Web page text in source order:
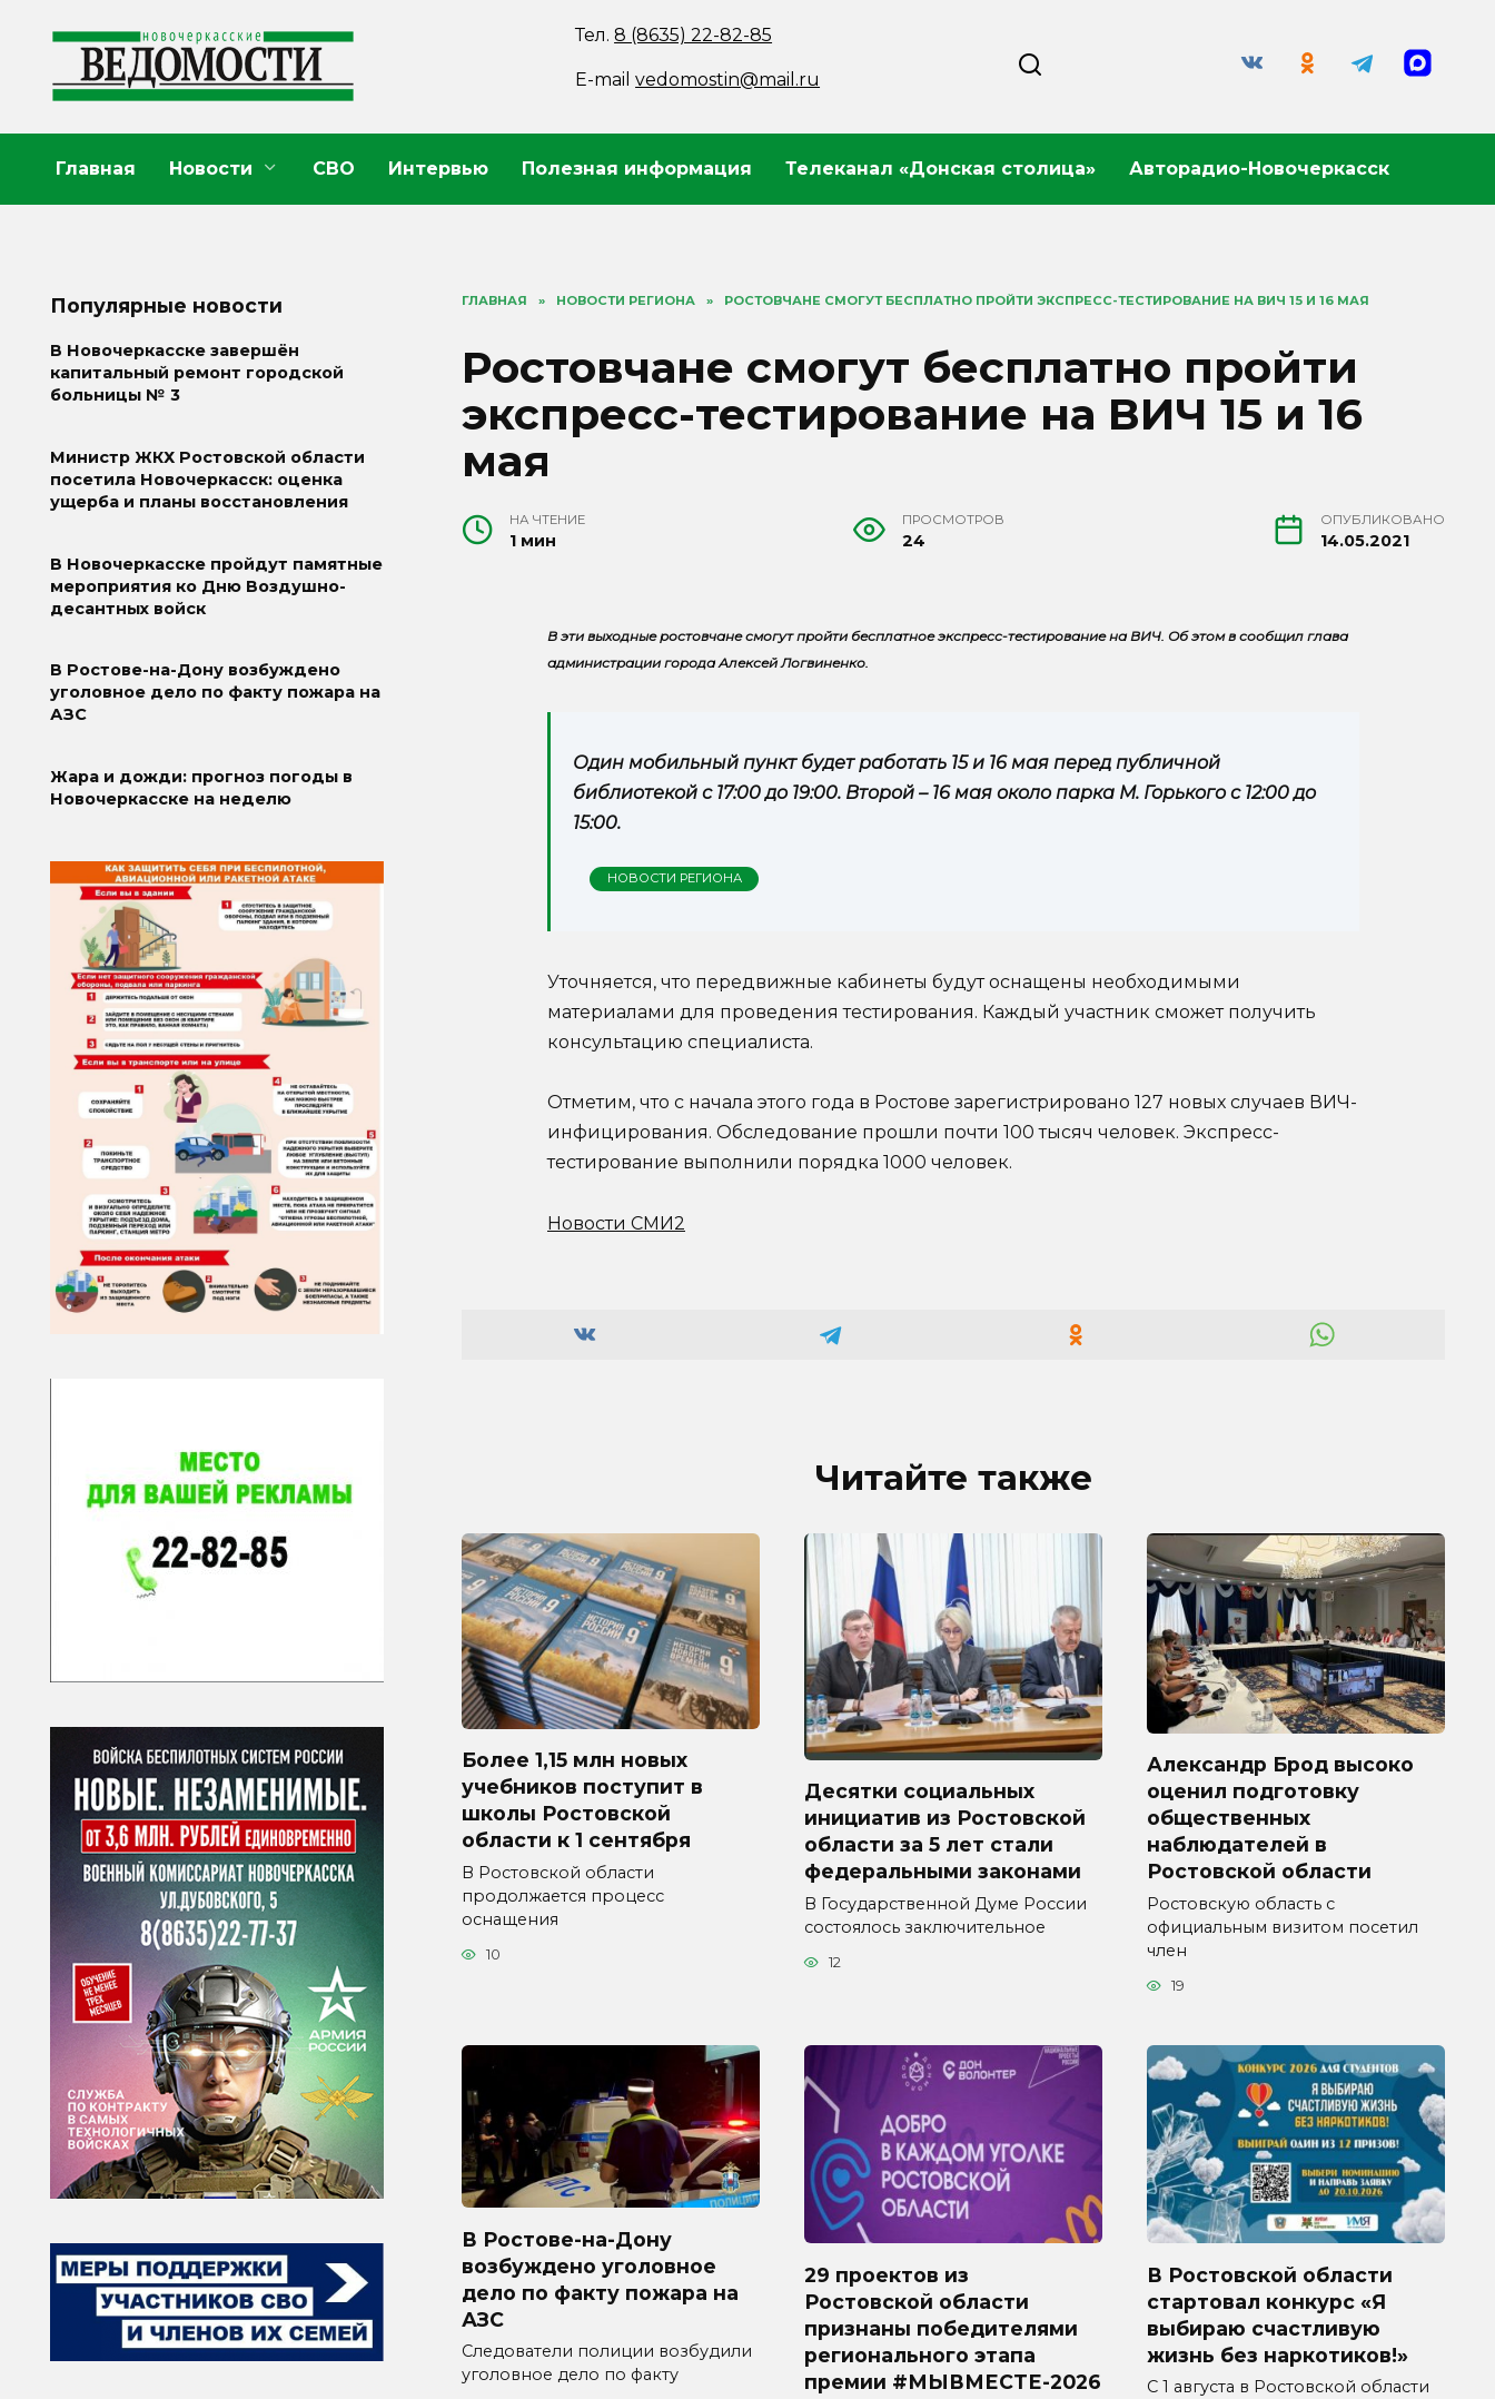
содержанию
Тел.8 (8635) 22-82-85
E-mailvedomostin@mail.ru
Главная Новости СВО Интервью Полезная информация Телеканал «Донская столица» Авторадио-Новочеркасск
ГЛАВНАЯ » НОВОСТИ РЕГИОНА » РОСТОВЧАНЕ СМОГУТ БЕСПЛАТНО ПРОЙТИ ЭКСПРЕСС-ТЕСТИРОВАНИЕ НА ВИЧ 15 И 16 МАЯ
Ростовчане смогут бесплатно пройти
экспресс-тестирование на ВИЧ 15 и 16
мая
НА ЧТЕНИЕ
1 мин
ПРОСМОТРОВ
24
ОПУБЛИКОВАНО
14.05.2021
В эти выходные ростовчане смогут пройти бесплатное экспресс-тестирование на ВИЧ. Об этом в сообщил глава
администрации города Алексей Логвиненко.
Один мобильный пункт будет работать 15 и 16 мая перед публичной
библиотекой с 17:00 до 19:00. Второй – 16 мая около парка М. Горького с 12:00 до
15:00.
НОВОСТИ РЕГИОНА
Уточняется, что передвижные кабинеты будут оснащены необходимыми
материалами для проведения тестирования. Каждый участник сможет получить
консультацию специалиста.
Отметим, что с начала этого года в Ростове зарегистрировано 127 новых случаев ВИЧ-
инфицирования. Обследование прошли почти 100 тысяч человек. Экспресс-
тестирование выполнили порядка 1000 человек.
Новости СМИ2
Читайте также
Более 1,15 млн новых
учебников поступит в
школы Ростовской
области к 1 сентября
В Ростовской области
продолжается процесс
оснащения
10
Десятки социальных
инициатив из Ростовской
области за 5 лет стали
федеральными законами
В Государственной Думе России
состоялось заключительное
12
Александр Брод высоко
оценил подготовку
общественных
наблюдателей в
Ростовской области
Ростовскую область с
официальным визитом посетил
член
19
В Ростове-на-Дону
возбуждено уголовное
дело по факту пожара на
АЗС
Следователи полиции возбудили
уголовное дело по факту
29 проектов из
Ростовской области
признаны победителями
регионального этапа
премии #МЫВМЕСТЕ-2026
В Ростовской области
стартовал конкурс «Я
выбираю счастливую
жизнь без наркотиков!»
С 1 августа в Ростовской области
Популярные новости
В Новочеркасске завершён
капитальный ремонт городской
больницы № 3
Министр ЖКХ Ростовской области
посетила Новочеркасск: оценка
ущерба и планы восстановления
В Новочеркасске пройдут памятные
мероприятия ко Дню Воздушно-
десантных войск
В Ростове-на-Дону возбуждено
уголовное дело по факту пожара на
АЗС
Жара и дожди: прогноз погоды в
Новочеркасске на неделю